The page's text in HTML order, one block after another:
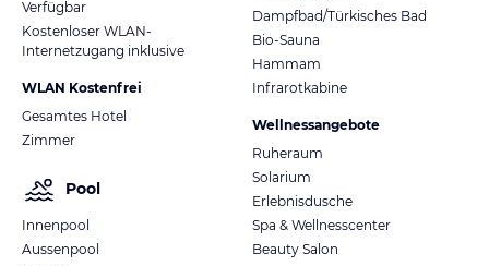
Verfügbar
Kostenloser WLAN-
Internetzugang inklusive
WLAN Kostenfrei
Gesamtes Hotel
Zimmer
Pool
Innenpool
Aussenpool
Dampfbad/Türkisches Bad
Bio-Sauna
Hammam
Infrarotkabine
Wellnessangebote
Ruheraum
Solarium
Erlebnisdusche
Spa & Wellnesscenter
Beauty Salon